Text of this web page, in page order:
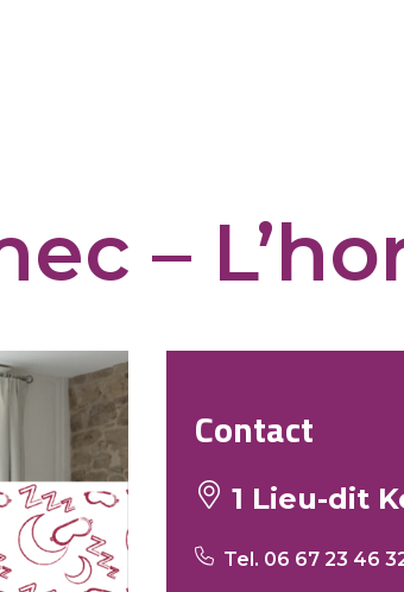
–
Contact
1 Lieu-dit
Tel. 06 67 23 46